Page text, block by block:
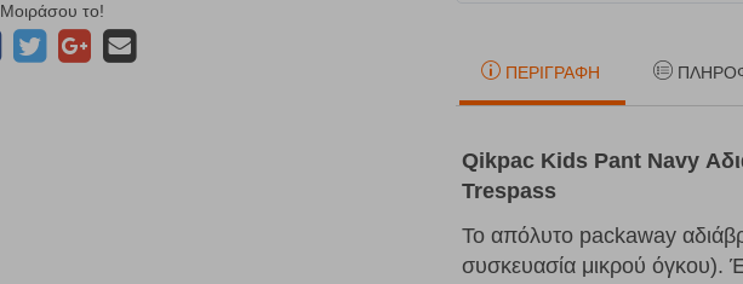
Μοιράσου το!
ΠΕΡΙΓΡΑΦΉ
Qikpac Kids Pant Navy
Trespass
Το απόλυτο packaway
συσκευασία μικρού όγκου).